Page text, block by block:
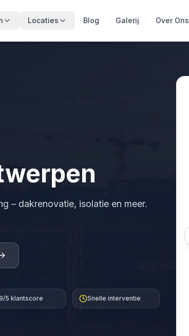
Locaties Blog Galerij Over Ons
– dakrenovatie, isolatie en meer.
5 klantscore Snelle interventie